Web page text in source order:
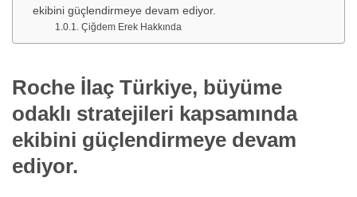
ekibini güçlendirmeye devam ediyor.
Çiğdem Erek Hakkında
Roche İlaç Türkiye, büyüme
odaklı stratejileri kapsamında
ekibini güçlendirmeye devam
ediyor.